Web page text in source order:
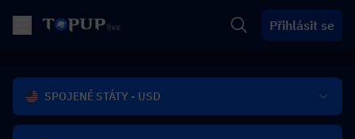
Přihlásit se
SPOJENÉ STÁTY - USD